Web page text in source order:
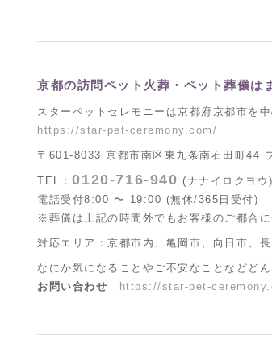
京都の訪問ペット火葬・ペット葬儀は
スターペットセレモニーは京都府京都市を
https://star-pet-ceremony.com/
〒601-8033 京都市南区東九条南石田町44
TEL：0120-716-940 (ナナイロクヨウ)
電話受付8:00 〜 19:00 (無休/365日受付)
※葬儀は上記の時間外でもお客様のご都合
対応エリア：京都市内、亀岡市、向日市、
なにか気になることやご不安なことなどど
お問い合わせ
https://star-pet-